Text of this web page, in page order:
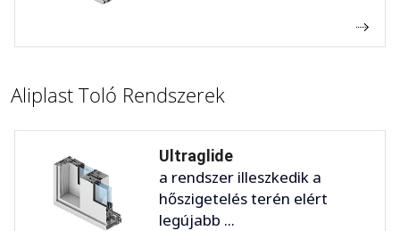
Aliplast Toló Rendszerek
Ultraglide
a rendszer illeszkedik a
hőszigetelés terén elért
legújabb ...